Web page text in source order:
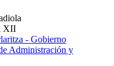
XII
- Gobierno
Administración y